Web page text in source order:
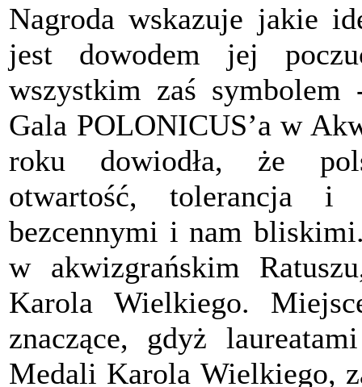
Nagroda wskazuje jakie
jest dowodem jej
wszystkim zaś
Gala POLONICUS’a w
roku dowiodła, że
otwartość, tolerancja i
bezcennymi i nam
w akwizgrańskim
Karola Wielkiego.
znaczące, gdyż
Medali Karola Wielkiego,